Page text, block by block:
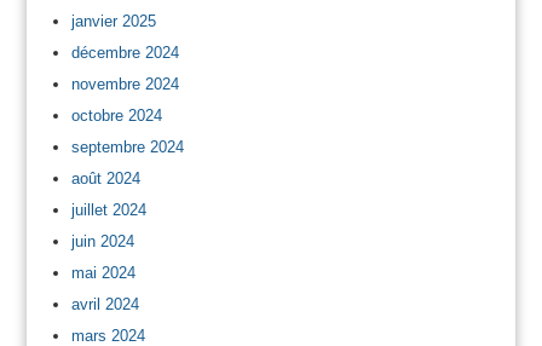
janvier 2025
décembre 2024
novembre 2024
octobre 2024
septembre 2024
août 2024
juillet 2024
juin 2024
mai 2024
avril 2024
mars 2024